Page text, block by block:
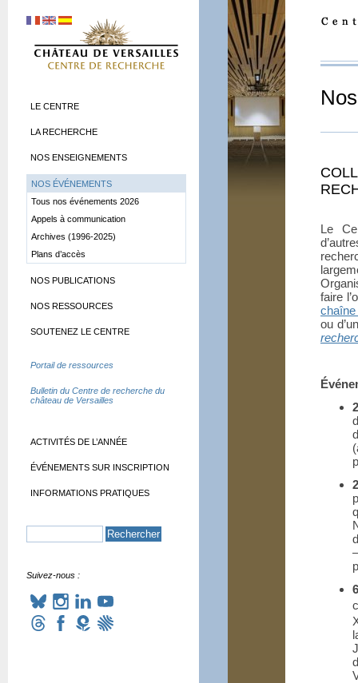
Le
faire
chaîne
ou
LE CENTRE
LA RECHERCHE
NOS ENSEIGNEMENTS
NOS ÉVÉNEMENTS
Tous nos événements 2026
Appels à communication
Archives (1996-2025)
Plans d’accès
NOS PUBLICATIONS
NOS RESSOURCES
SOUTENEZ LE CENTRE
Portail de ressources
Bulletin du Centre de recherche du
château de Versailles
ACTIVITÉS DE L’ANNÉE
ÉVÉNEMENTS SUR INSCRIPTION
INFORMATIONS PRATIQUES
Suivez-nous :